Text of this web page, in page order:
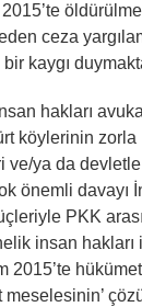
2015’te
ceza
kaygı
hakları
köylerinin zorla
ya da devletle
önemli davayı
PKK
insan
hükümet
meselesinin’